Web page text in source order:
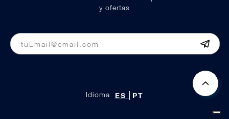
Idioma ES PT
y ofertas